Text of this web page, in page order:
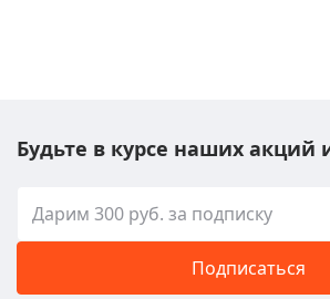
Будьте в курсе наших акций
Подписаться